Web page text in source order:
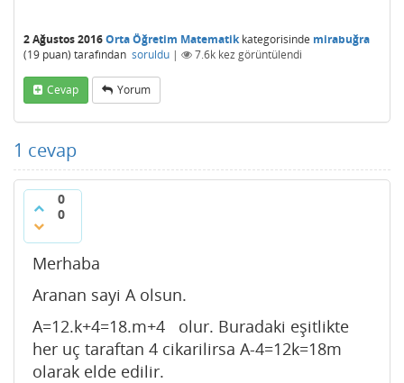
2 Ağustos 2016Orta Öğretim Matematikkategorisinde mirabuğra
(19 puan) tarafından soruldu | 7.6k kez görüntülendi
Cevap Yorum
1 cevap
0
0
Merhaba
Aranan sayi A olsun.
A=12.k+4=18.m+4 olur. Buradaki eşitlikte
her uç taraftan 4 cikarilirsa A-4=12k=18m
olarak elde edilir.